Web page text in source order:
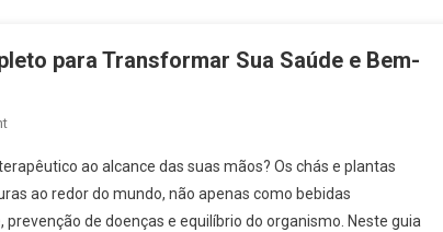
para Transformar Sua Saúde e Bem-
On
E
Plantas
Naturais
ao alcance das suas mãos? Os chás e plantas
ao redor do mundo, não apenas como bebidas
de doenças e equilíbrio do organismo. Neste guia